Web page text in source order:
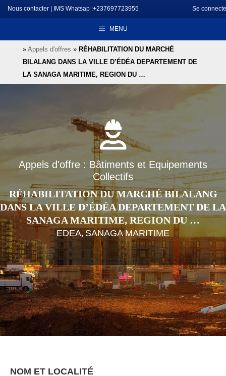
Aller
au
Nous contacter IMS Whatsap :+237697723955 Se
MENU
» Appels d'offres » RÉHABILITATION DU MARCHÉ
BILALANG DANS LA VILLE D’ÉDÉA DEPARTEMENT DE
LA SANAGA MARITIME, REGION DU …
Appels d'offre : Bâtiments et Equipements
Collectifs
RÉHABILITATION DU MARCHÉ BILALANG
DANS LA VILLE D’ÉDÉA DEPARTEMENT DE LA
SANAGA MARITIME, REGION DU …
EDEA,SANAGA MARITIME
NOM ET LOCALITÉ